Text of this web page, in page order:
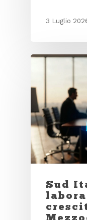
3 Luglio
Sud